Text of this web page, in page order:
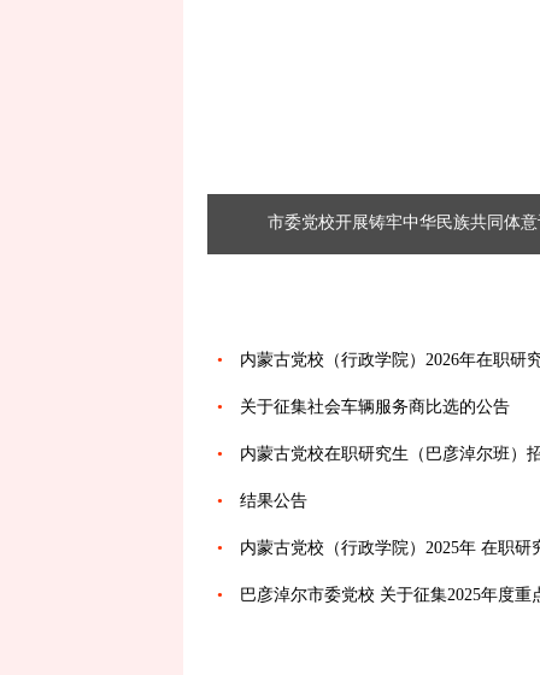
市委党校开展铸牢中华民族共同体
• 内蒙古党校（行政学院）2026年在职研
• 关于征集社会车辆服务商比选的公告
• 内蒙古党校在职研究生（巴彦淖尔班）
• 结果公告
• 内蒙古党校（行政学院）2025年 在职研
• 巴彦淖尔市委党校 关于征集2025年度重